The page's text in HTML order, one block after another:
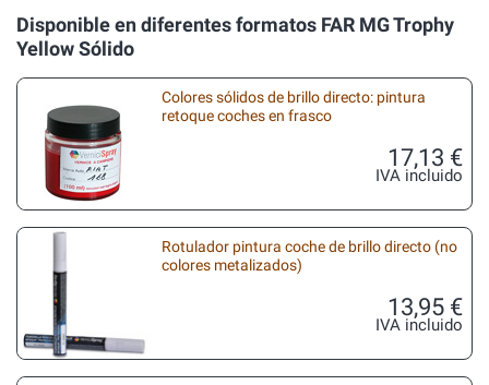
Disponible en diferentes formatos FAR MG Trophy
Yellow Sólido
Colores sólidos de brillo directo: pintura
retoque coches en frasco
17,13 €
IVA incluido
Rotulador pintura coche de brillo directo (no
colores metalizados)
13,95 €
IVA incluido